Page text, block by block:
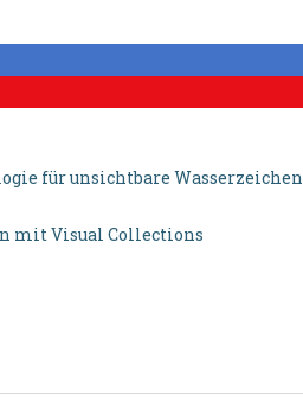
für unsichtbare Wasserzeichen
mit Visual Collections